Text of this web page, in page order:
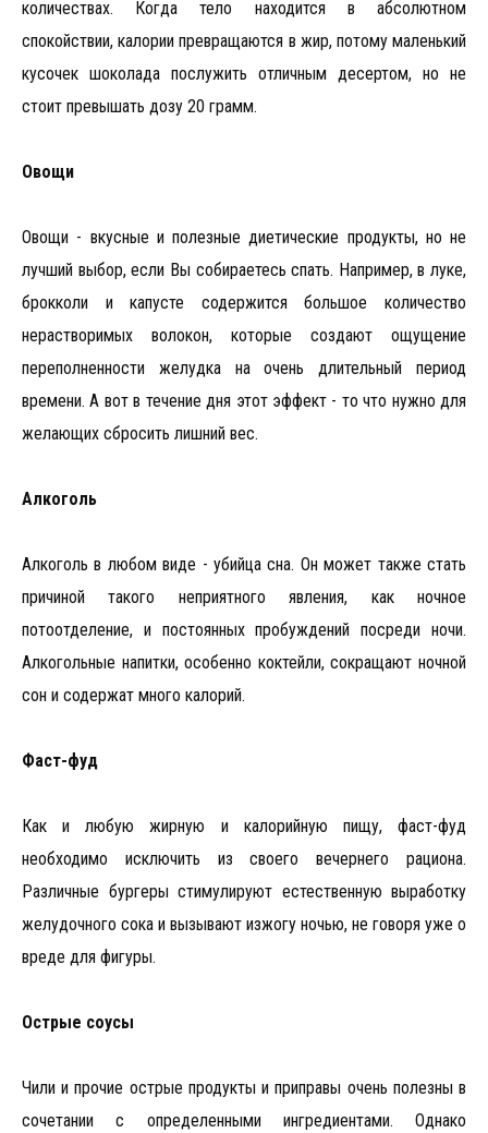
количествах. Когда тело находится в абсолютном
спокойствии, калории превращаются в жир, потому маленький
кусочек шоколада послужить отличным десертом, но не
стоит превышать дозу 20 грамм.
Овощи
Овощи - вкусные и полезные диетические продукты, но не
лучший выбор, если Вы собираетесь спать. Например, в луке,
брокколи и капусте содержится большое количество
нерастворимых волокон, которые создают ощущение
переполненности желудка на очень длительный период
времени. А вот в течение дня этот эффект - то что нужно для
желающих сбросить лишний вес.
Алкоголь
Алкоголь в любом виде - убийца сна. Он может также стать
причиной такого неприятного явления, как ночное
потоотделение, и постоянных пробуждений посреди ночи.
Алкогольные напитки, особенно коктейли, сокращают ночной
сон и содержат много калорий.
Фаст-фуд
Как и любую жирную и калорийную пищу, фаст-фуд
необходимо исключить из своего вечернего рациона.
Различные бургеры стимулируют естественную выработку
желудочного сока и вызывают изжогу ночью, не говоря уже о
вреде для фигуры.
Острые соусы
Чили и прочие острые продукты и приправы очень полезны в
сочетании с определенными ингредиентами. Однако